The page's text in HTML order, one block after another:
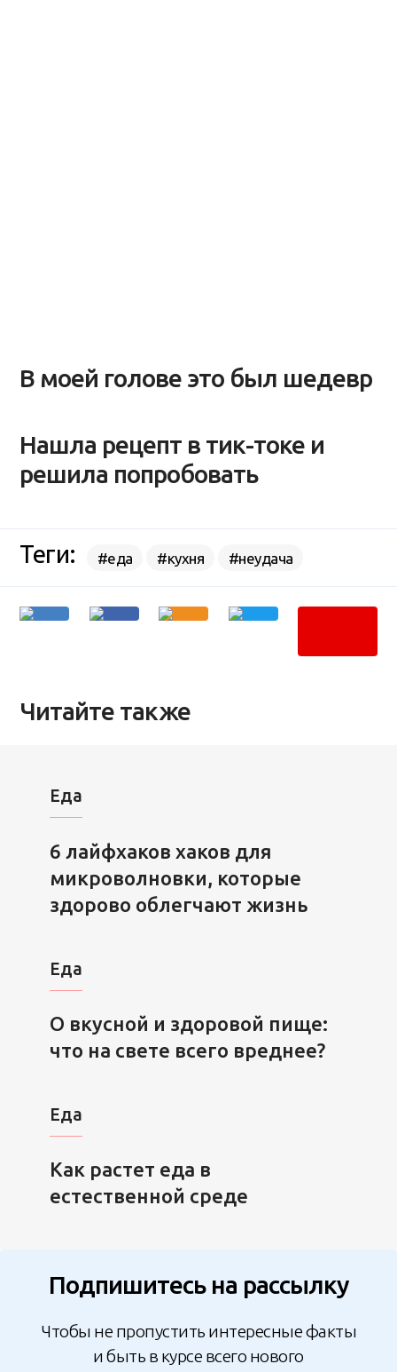
В моей голове это был шедевр
Нашла рецепт в тик-токе и
решила попробовать
Теги: #еда #кухня #неудача
Читайте также
Еда
6 лайфхаков хаков для
микроволновки, которые
здорово облегчают жизнь
Еда
О вкусной и здоровой пище:
что на свете всего вреднее?
Еда
Как растет еда в
естественной среде
Подпишитесь на рассылку
Чтобы не пропустить интересные факты
и быть в курсе всего нового